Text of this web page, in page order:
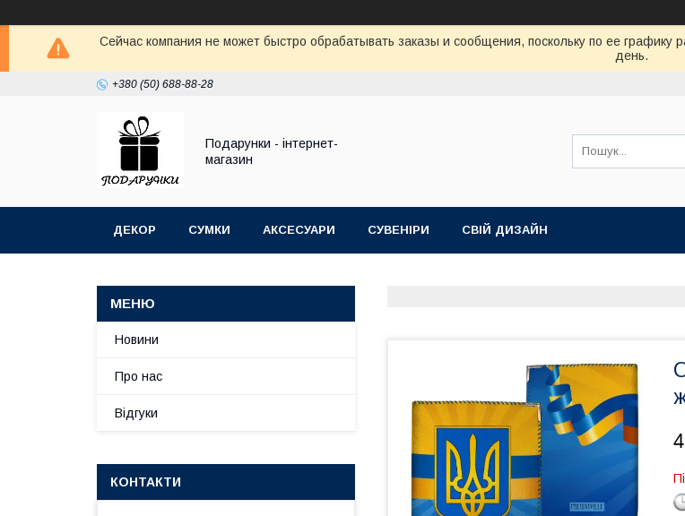
Сейчас компания не может быстро обрабатывать заказы и сообщения, поскольку по ее
день.
+380 (50) 688-88-28
Подарунки - інтернет-
магазин
ДЕКОР СУМКИ АКСЕСУАРИ СУВЕНІРИ СВІЙ ДИЗАЙН
Новини
Про нас
Відгуки
КОНТАКТИ